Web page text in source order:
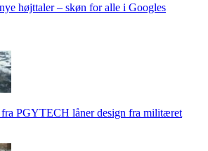
højttaler – skøn for alle i Googles
fra PGYTECH låner design fra militæret